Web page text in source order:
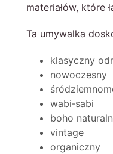
materiałów, które
Ta umywalka
klasyczny
nowoczesny
wabi‑sabi
boho
vintage
organiczny